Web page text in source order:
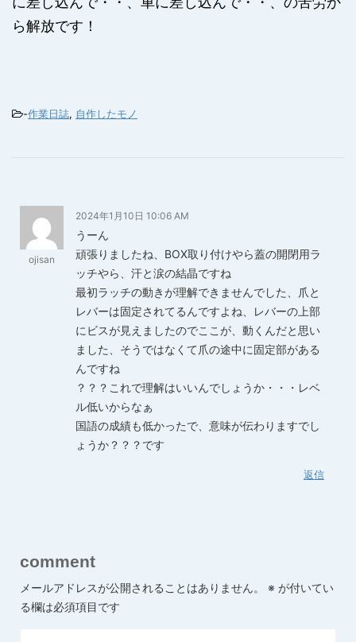
ら解放です！
-作業日誌, 自作したモノ
ojisan
2024年1月10日 10:06 AM
うーん
頑張りましたね、BOX取り付けやら蓋の開閉用ラ
ッチやら、汗と涙の結晶ですね
最初ラッチの動きが理解できませんでした、爪と
レバーは固定されてるんですよね、レバーの上部
にビスが見えましたのでここが、動くんだと思い
ました、そうではなくて爪の途中に固定部がある
んですね
？？？これで理解はいいんでしょうか・・・レベ
ル低いからなぁ
国語の成績も低かったで、意味が伝わりますでし
ょうか？？？です
返信
comment
メールアドレスが公開されることはありません。 ※ が付いてい
る欄は必須項目です